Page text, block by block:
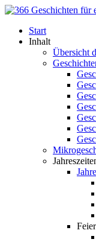
Start
Inhalt
Übersicht